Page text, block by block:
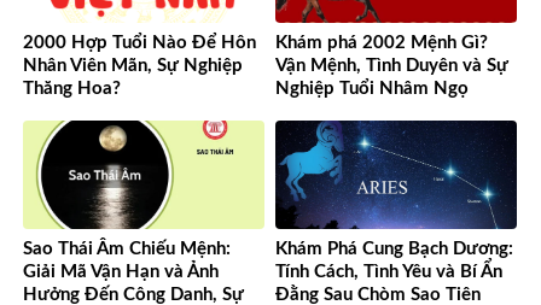
2000 Hợp Tuổi Nào Để Hôn
Nhân Viên Mãn, Sự Nghiệp
Thăng Hoa?
Khám phá 2002 Mệnh Gì?
Vận Mệnh, Tình Duyên và Sự
Nghiệp Tuổi Nhâm Ngọ
Sao Thái Âm Chiếu Mệnh:
Giải Mã Vận Hạn và Ảnh
Hưởng Đến Công Danh, Sự
Khám Phá Cung Bạch Dương:
Tính Cách, Tình Yêu và Bí Ẩn
Đằng Sau Chòm Sao Tiên